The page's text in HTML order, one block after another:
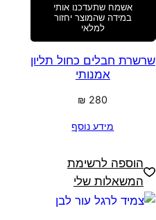
אשמח שתעדכנו אותי
במידה שהמוצר יחזור
למלאי
שרשרת חבלים כחול תליון
אמנותי
₪ 280
מידע נוסף
הוספה לרשימת
המשאלות שלי